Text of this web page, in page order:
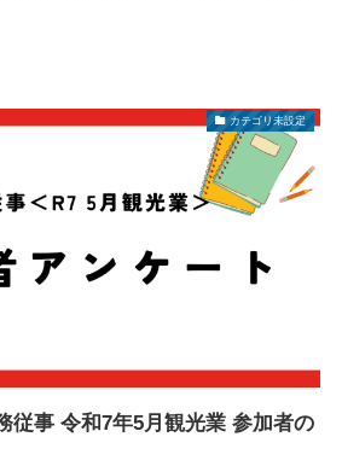
カテゴリ未設定
従事 令和7年5月観光業 参加者の